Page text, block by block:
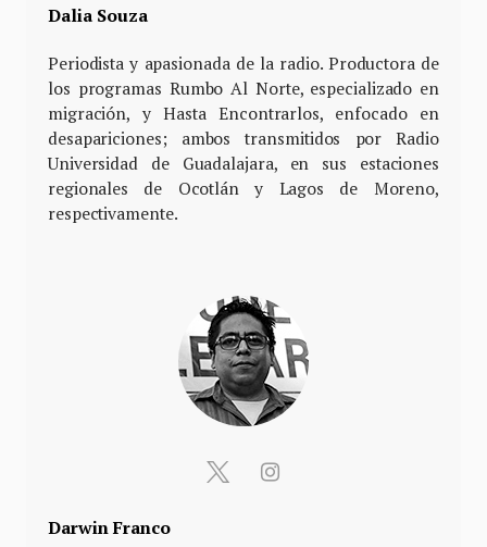
Dalia Souza
Periodista y apasionada de la radio. Productora de
los programas Rumbo Al Norte, especializado en
migración, y Hasta Encontrarlos, enfocado en
desapariciones; ambos transmitidos por Radio
Universidad de Guadalajara, en sus estaciones
regionales de Ocotlán y Lagos de Moreno,
respectivamente.
Darwin Franco